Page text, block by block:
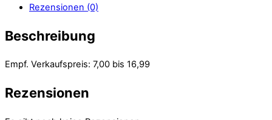
Rezensionen (0)
Beschreibung
Empf. Verkaufspreis: 7,00 bis 16,99
Rezensionen